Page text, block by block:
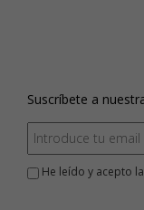
Suscríbete a
He leído y acepto la